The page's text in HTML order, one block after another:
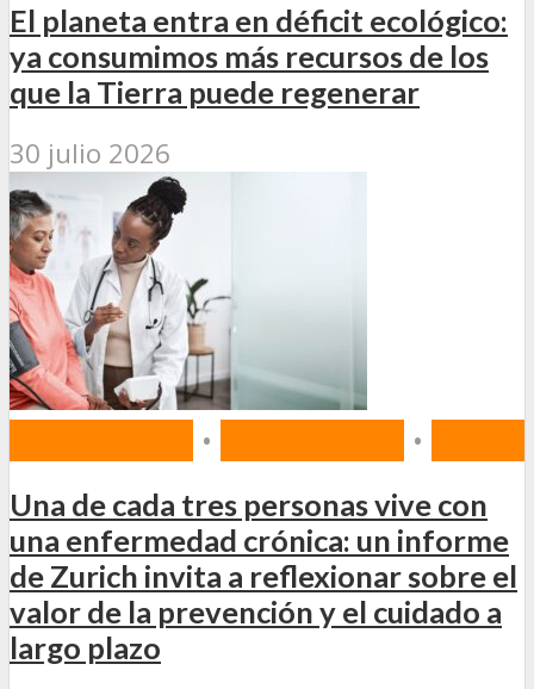
El planeta entra en déficit ecológico:
ya consumimos más recursos de los
que la Tierra puede regenerar
30 julio 2026
• •
Una de cada tres personas vive con
una enfermedad crónica: un informe
de Zurich invita a reflexionar sobre el
valor de la prevención y el cuidado a
largo plazo